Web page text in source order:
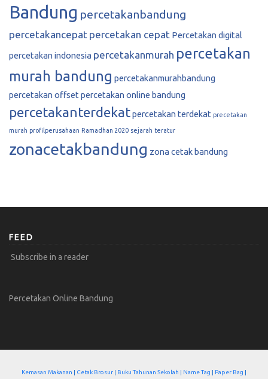
Bandung percetakanbandung
percetakancepat percetakan cepat Percetakan digital
percetakan indonesia percetakanmurah percetakan
murah bandung percetakanmurahbandung
percetakan offset percetakan online bandung
percetakanterdekatpercetakan terdekat precetakan
murah profilperusahaan Ramadhan 2020 sejarah teratur
zonacetakbandung zona cetak bandung
FEED
Subscribe in a reader
Percetakan Online Bandung
Kemasan Makanan Cetak Brosur Buku Tahunan Sekolah Name Tag Paper Bag